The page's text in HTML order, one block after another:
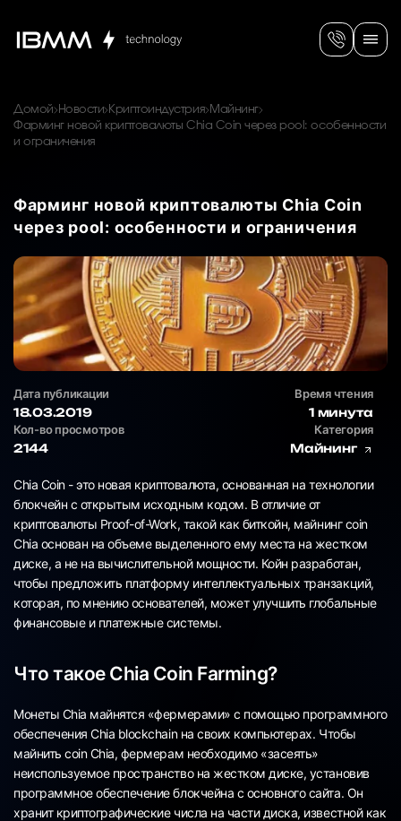
Домой Новости Криптоиндустрия Майнинг
Фарминг новой криптовалюты Chia Coin через pool: особенности
и ограничения
Фарминг новой криптовалюты Chia Coin
через pool: особенности и ограничения
Дата публикации
18.03.2019
Время чтения
1 минута
Кол-во просмотров
2144
Категория
Майнинг
Chia Coin - это новая криптовалюта, основанная на технологии
блокчейн с открытым исходным кодом. В отличие от
криптовалюты Proof-of-Work, такой как биткойн, майнинг coin
Chia основан на объеме выделенного ему места на жестком
диске, а не на вычислительной мощности. Койн разработан,
чтобы предложить платформу интеллектуальных транзакций,
которая, по мнению основателей, может улучшить глобальные
финансовые и платежные системы.
Что такое Chia Coin Farming?
Монеты Chia майнятся «фермерами» с помощью программного
обеспечения Chia blockchain на своих компьютерах. Чтобы
майнить coin Chia, фермерам необходимо «засеять»
неиспользуемое пространство на жестком диске, установив
программное обеспечение блокчейна с основного сайта. Он
хранит криптографические числа на части диска, известной как